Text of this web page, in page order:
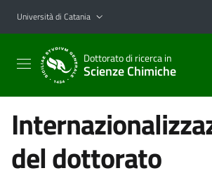
Vai al contenuto principale
Vai al menu di navigazione
Università di Catania
Dottorato di ricerca in
Scienze Chimiche
del dottorato